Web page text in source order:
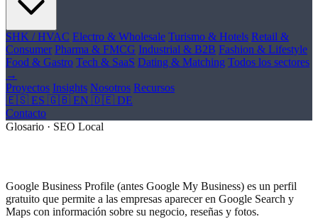
SHK / HVAC Electro & Wholesale Turismo & Hotels Retail &
Consumer Pharma & FMCG Industrial & B2B Fashion & Lifestyle
Food & Gastro Tech & SaaS Dating & Matching Todos los sectores
→
Proyectos Insights Nosotros Recursos
🇪🇸 ES 🇬🇧 EN 🇩🇪 DE
Contacto
Glosario · SEO Local
Google Business Profile (antes Google My Business) es un perfil
gratuito que permite a las empresas aparecer en Google Search y
Maps con información sobre su negocio, reseñas y fotos.